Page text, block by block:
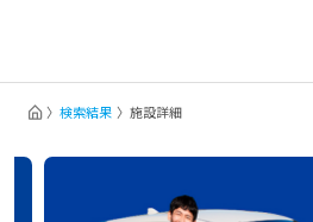
検索結果 施設詳細